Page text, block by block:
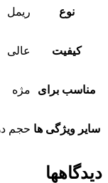
نوع ریمل
کیفیت عالی
مناسب برای مژه
سایر ویژگی ها حجم
دیدگاهها